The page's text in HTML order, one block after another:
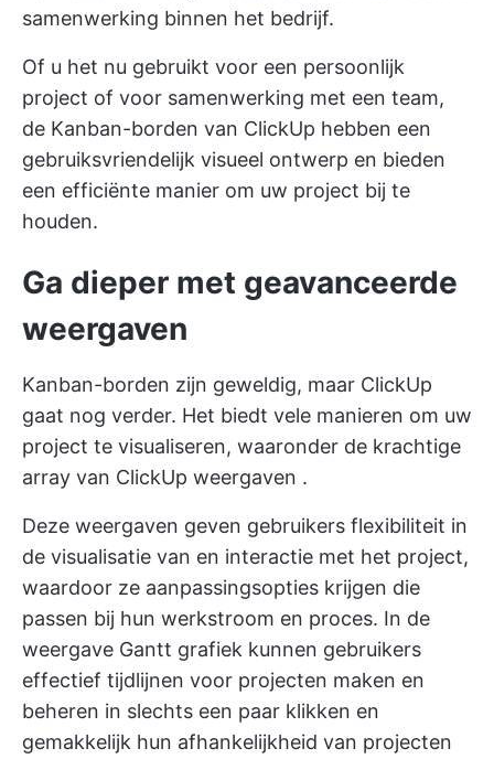
samenwerking binnen het bedrijf.
Of u het nu gebruikt voor een persoonlijk
project of voor samenwerking met een team,
de Kanban-borden van ClickUp hebben een
gebruiksvriendelijk visueel ontwerp en bieden
een efficiënte manier om uw project bij te
houden.
Ga dieper met geavanceerde
weergaven
Kanban-borden zijn geweldig, maar ClickUp
gaat nog verder. Het biedt vele manieren om uw
project te visualiseren, waaronder de krachtige
array van ClickUp weergaven .
Deze weergaven geven gebruikers flexibiliteit in
de visualisatie van en interactie met het project,
waardoor ze aanpassingsopties krijgen die
passen bij hun werkstroom en proces. In de
weergave Gantt grafiek kunnen gebruikers
effectief tijdlijnen voor projecten maken en
beheren in slechts een paar klikken en
gemakkelijk hun afhankelijkheid van projecten